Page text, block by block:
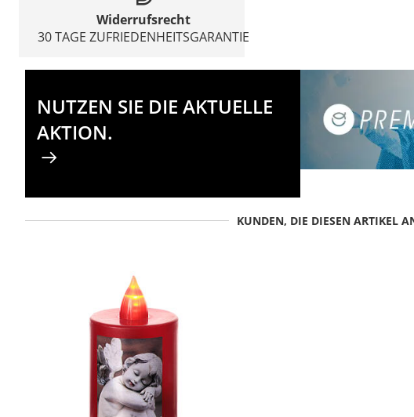
Widerrufsrecht
30 TAGE ZUFRIEDENHEITSGARANTIE
NUTZEN SIE DIE AKTUELLE
AKTION.
KUNDEN, DIE DIESEN ARTIKEL